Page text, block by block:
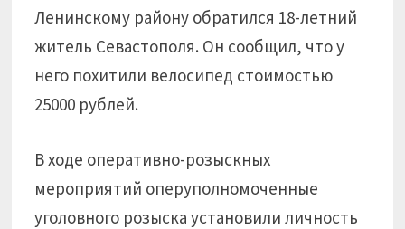
Ленинскому району обратился 18-летний
житель Севастополя. Он сообщил, что у
него похитили велосипед стоимостью
25000 рублей.
В ходе оперативно-розыскных
мероприятий оперуполномоченные
уголовного розыска установили личность